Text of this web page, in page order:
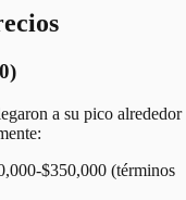
a su pico alrededor
$350,000 (términos